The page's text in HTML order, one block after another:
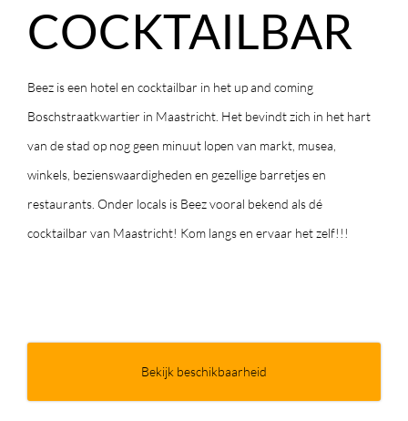
COCKTAILBAR
Beez is een hotel en cocktailbar in het up and coming
Boschstraatkwartier in Maastricht. Het bevindt zich in het hart
van de stad op nog geen minuut lopen van markt, musea,
winkels, bezienswaardigheden en gezellige barretjes en
restaurants. Onder locals is Beez vooral bekend als dé
cocktailbar van Maastricht! Kom langs en ervaar het zelf!!!
Bekijk beschikbaarheid